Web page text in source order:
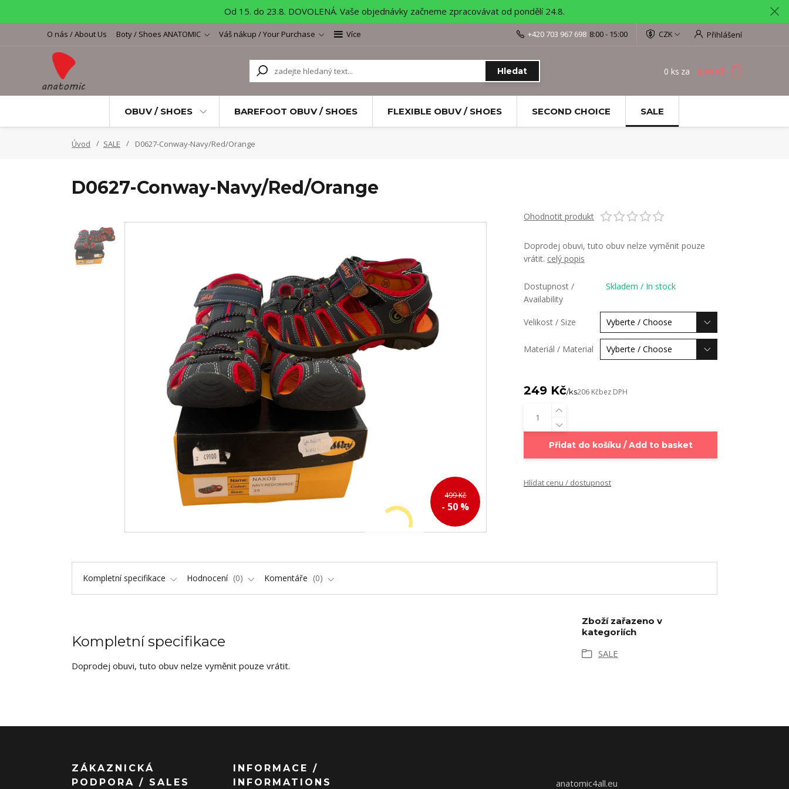
Od 15. do 23.8. DOVOLENÁ. Vaše objednávky začneme zpracovávat od pondělí 24.8.
O nás / About Us Boty / Shoes ANATOMIC Váš nákup / Your Purchase Více CZK Přihlášení
Hledat
+420 703 967 698 8:00 - 15:00
0 ks za 0,00 Kč
OBUV / SHOES BAREFOOT OBUV / SHOES FLEXIBLE OBUV / SHOES SECOND CHOICE SALE
Úvod SALE D0627-Conway-Navy/Red/Orange
D0627-Conway-Navy/Red/Orange
499 Kč
- 50 %
Ohodnotit produkt
Doprodej obuvi, tuto obuv nelze vyměnit pouze
vrátit. celý popis
Dostupnost /
Availability
Skladem / In stock
Velikost / Size
Materiál / Material
249 Kč/ks206 Kčbez DPH
Přidat do košíku / Add to basket
Hlídat cenu / dostupnost
Kompletní specifikace Hodnocení 0 Komentáře 0
Kompletní specifikace
Doprodej obuvi, tuto obuv nelze vyměnit pouze vrátit.
Zboží zařazeno v
kategoriích
SALE
ZÁKAZNICKÁ
PODPORA / SALES
INFORMACE /
INFORMATIONS
anatomic4all.eu